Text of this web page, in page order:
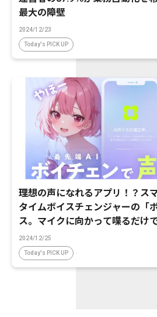
最大の障壁
2024/12/23
Today's PICK UP
理想の声になれるアプリ！？ス
タイムボイスチェンジャーの「
ス。マイクに向かって喋るだけ
ケボ風に音声変換が可能に。
2024/12/25
Today's PICK UP